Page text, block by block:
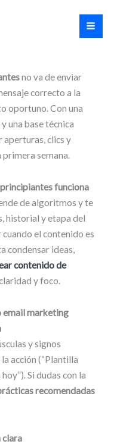
no va de enviar
correcto a la
oportuno. Con una
una base técnica
aperturas, clics y
semana.
funciona
de algoritmos y te
historial y etapa del
el contenido es
condensar ideas,
contenido de
y foco.
email marketing
y signos
acción (“Plantilla
Si dudas con la
recomendadas
clara